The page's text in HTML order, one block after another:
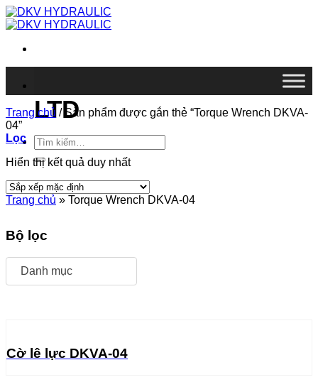
Chuyển
đến
dung
LTD
Tìm
kiếm:
Trang chủ /Sản phẩm được gắn thẻ “Torque Wrench DKVA-
04”
Lọc
Hiển thị kết quả duy nhất
Trang chủ » Torque Wrench DKVA-04
Bộ lọc
Danh mục
Cờ lê lực DKVA-04